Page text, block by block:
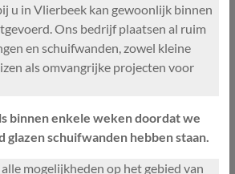
u in Vlierbeek kan gewoonlijk binnen
Ons bedrijf plaatsen al ruim
en schuifwanden, zowel kleine
als omvangrijke projecten voor
binnen enkele weken doordat we
glazen schuifwanden hebben staan.
mogelijkheden op het gebied van